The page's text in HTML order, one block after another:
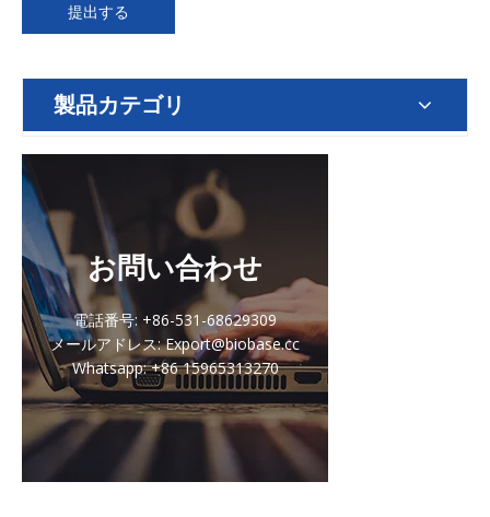
提出する
製品カテゴリ
お問い合わせ
電話番号: +86-531-68629309
メールアドレス: Export@biobase.cc
Whatsapp: +86 15965313270